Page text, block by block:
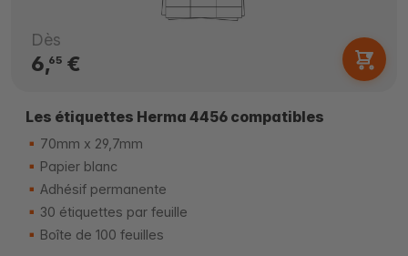
Dès
6,65€
Les étiquettes Herma 4456 compatibles
70mm x 29,7mm
Papier blanc
Adhésif permanente
30 étiquettes par feuille
Boîte de 100 feuilles